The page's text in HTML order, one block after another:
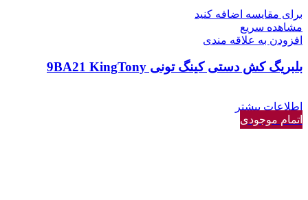
برای مقایسه اضافه کنید
مشاهده سریع
افزودن به علاقه مندی
بلبریگ کش دستی کینگ تونی 9BA21 KingTony
اطلاعات بیشتر
اتمام موجودی